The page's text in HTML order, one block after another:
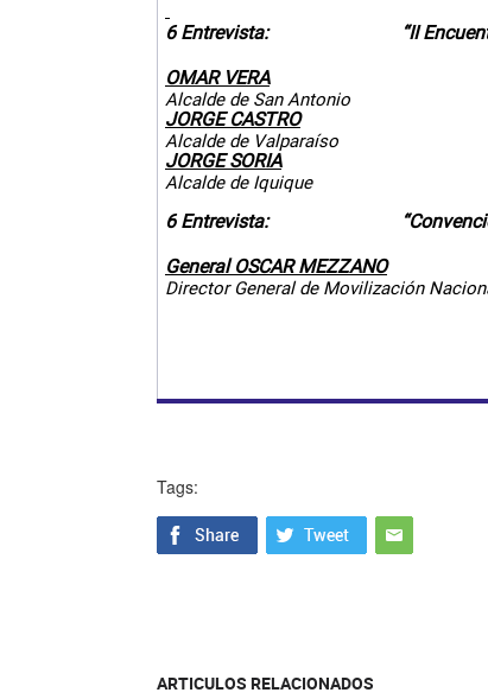
6 Entrevista:
“II
OMAR VERA
Alcalde de San Antonio
JORGE CASTRO
Alcalde de Valparaíso
JORGE SORIA
Alcalde de Iquique
6 Entrevista:
General OSCAR MEZZANO
Director General de Movilización
Tags:
ARTICULOS RELACIONADOS